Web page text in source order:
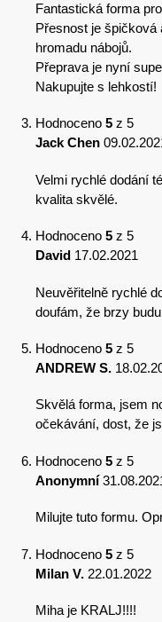
Fantastická forma
Přesnost je
hromadu nábojů.
Přeprava je nyní
Nakupujte s lehkostí!
Hodnoceno 5 z 5
Jack Chen
Velmi rychlé dodání
kvalita skvělé.
Hodnoceno 5 z 5
David 17.02.2021
Neuvěřitelně rychlé
doufám, že brzy
Hodnoceno 5 z 5
ANDREW S.
Skvělá forma, jsem
očekávání, dost, že
Hodnoceno 5 z 5
Anonymní
Milujte tuto formu.
Hodnoceno 5 z 5
Milan V. 22.01.2022
Miha je KRALJ!!!!